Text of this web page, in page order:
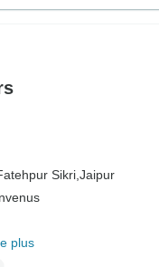
Sikri, Jaipur
plus